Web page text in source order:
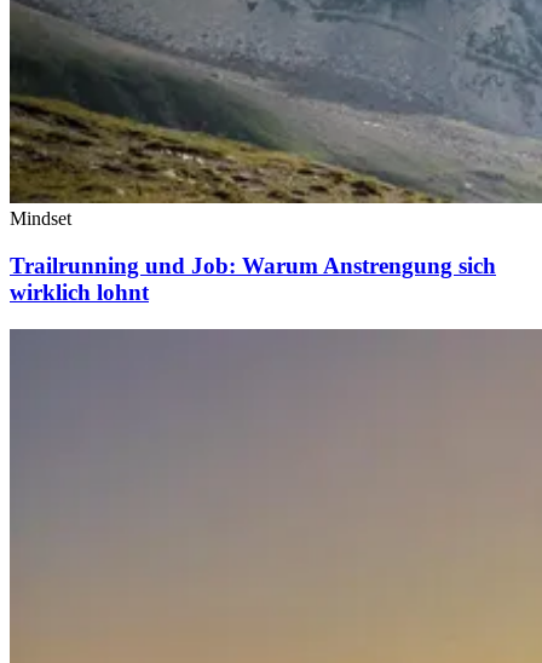
Mindset
Trailrunning und Job: Warum Anstrengung sich
wirklich lohnt